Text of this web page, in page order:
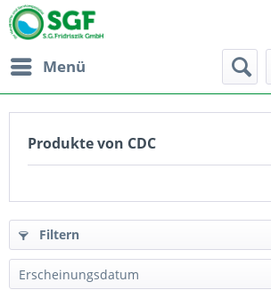
Menü
Produkte von CDC
Filtern